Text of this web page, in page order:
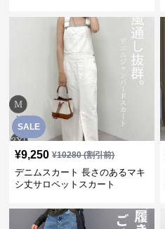
SALE
¥9,250 ¥10280(割引前)
デニムスカート 長さのあるマキ
シ丈サロペットスカート